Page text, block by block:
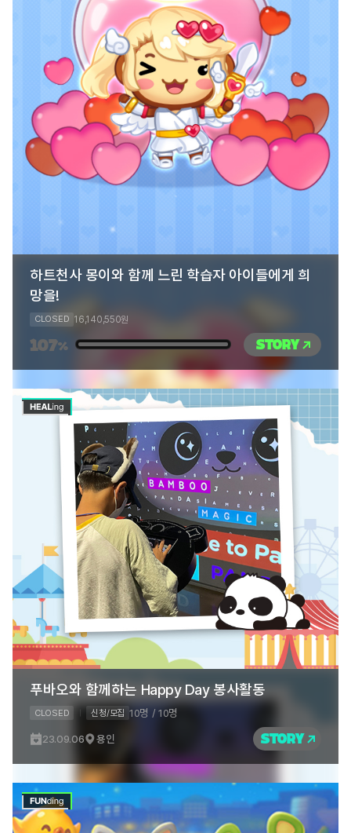
하트천사 몽이와 함께 느린 학습자 아이들에게 희
망을!
CLOSED 16,140,550원
107% STORY
푸바오와 함께하는 Happy Day 봉사활동
CLOSED 신청/모집 10명 / 10명
23.09.06 용인 STORY